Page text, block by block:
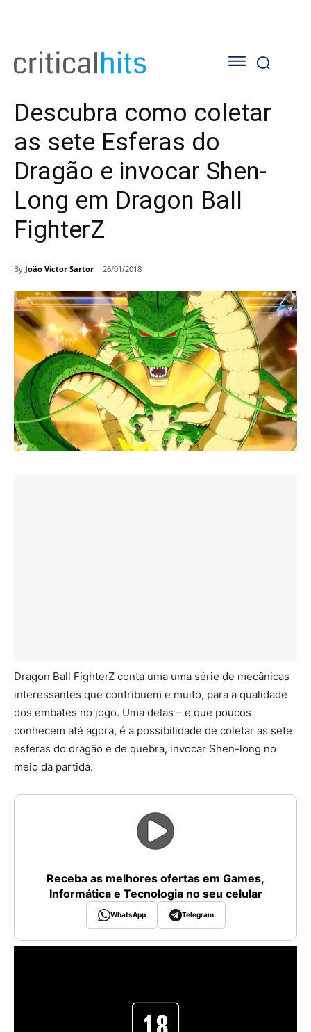
Descubra como coletar
as sete Esferas do
Dragão e invocar Shen-
Long em Dragon Ball
FighterZ
By João Víctor Sartor 26/01/2018
Dragon Ball FighterZ conta uma uma série de mecânicas
interessantes que contribuem e muito, para a qualidade
dos embates no jogo. Uma delas – e que poucos
conhecem até agora, é a possibilidade de coletar as sete
esferas do dragão e de quebra, invocar Shen-long no
meio da partida.
Receba as melhores ofertas em Games,
Informática e Tecnologia no seu celular
WhatsApp Telegram